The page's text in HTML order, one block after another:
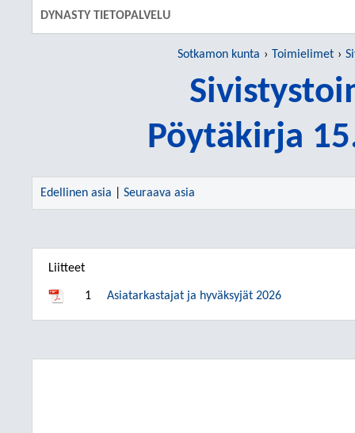
DYNASTY TIETOPALVELU
Sotkamon kunta Toimielimet
Pöytäkirja
Edellinen asia Seuraava asia
Liitteet
1 Asiatarkastajat ja hyväksyjät 2026